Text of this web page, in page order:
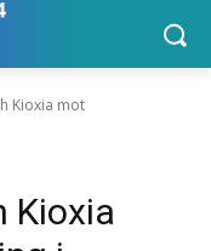
Kioxia mot
Kioxia